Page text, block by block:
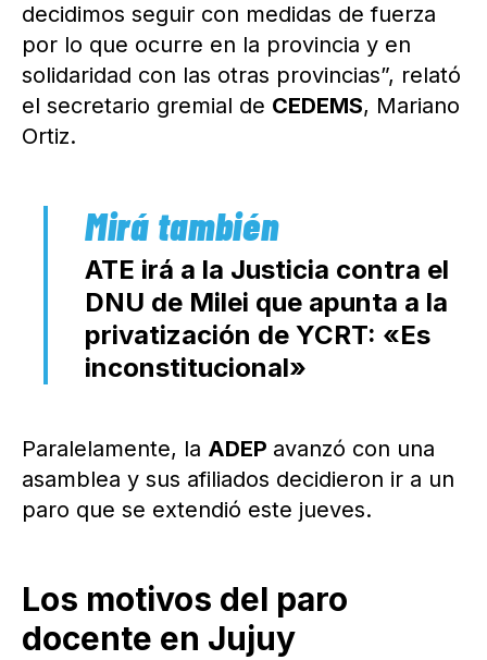
decidimos seguir con medidas de fuerza
por lo que ocurre en la provincia y en
solidaridad con las otras provincias”, relató
el secretario gremial de CEDEMS, Mariano
Ortiz.
ATE irá a la Justicia contra el
DNU de Milei que apunta a la
privatización de YCRT: «Es
inconstitucional»
Paralelamente, la ADEP avanzó con una
asamblea y sus afiliados decidieron ir a un
paro que se extendió este jueves.
Los motivos del paro
docente en Jujuy